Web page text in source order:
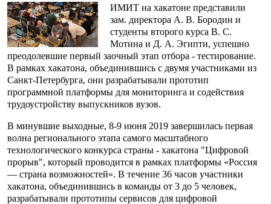
ИМИТ на хакатоне представили
зам. директора А. В. Бородин и
студенты второго курса В. С.
Мотина и Д. А. Эгипти, успешно
преодолевшие первый заочный этап отбора - тестирование.
В рамках хакатона, объединившись с двумя участниками из
Санкт-Петербурга, они разрабатывали прототип
программной платформы для мониторинга и содействия
трудоустройству выпускников вузов.
В минувшие выходные, 8-9 июня 2019 завершилась первая
волна регионального этапа самого масштабного
технологического конкурса страны - хакатона "Цифровой
прорыв", который проводится в рамках платформы «Россия
— страна возможностей». В течение 36 часов участники
хакатона, объединившись в команды от 3 до 5 человек,
разрабатывали прототипы сервисов для цифровой